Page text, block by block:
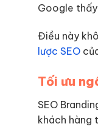
Google
Điều này
lược SEO
Tối ưu
SEO
khách hàng